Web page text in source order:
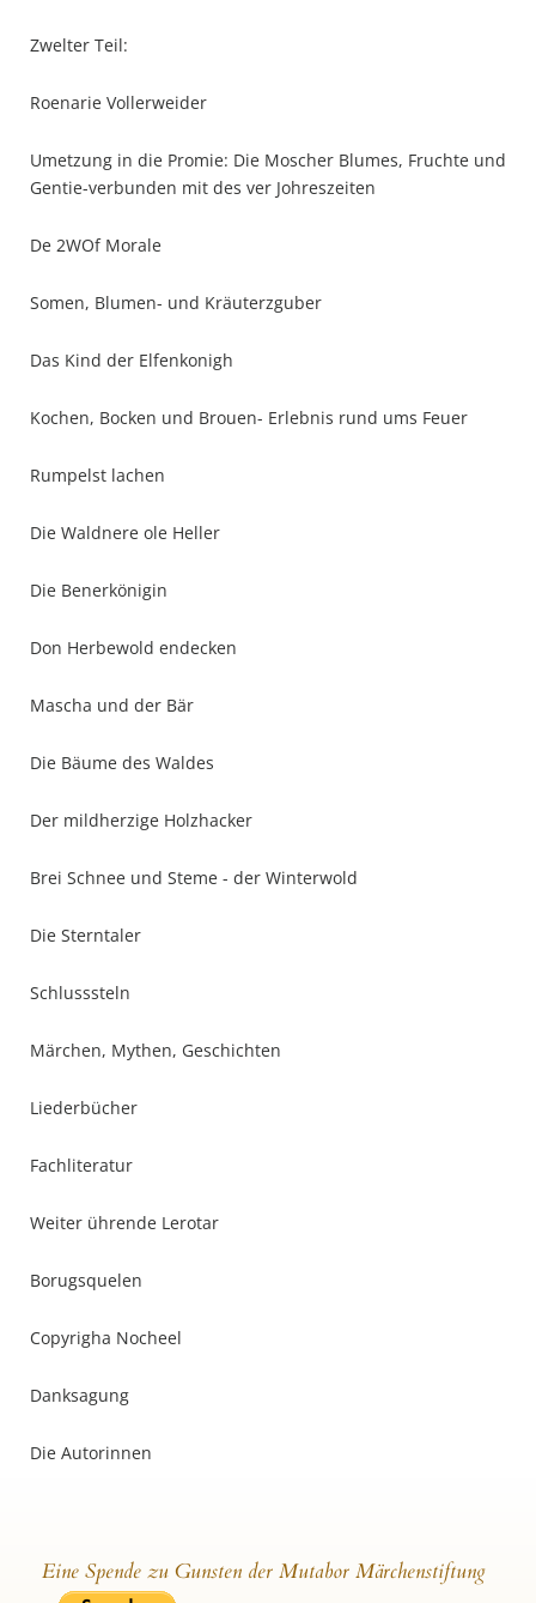
Zwelter Teil:
Roenarie Vollerweider
Umetzung in die Promie: Die Moscher Blumes, Fruchte und
Gentie-verbunden mit des ver Johreszeiten
De 2WOf Morale
Somen, Blumen- und Kräuterzguber
Das Kind der Elfenkonigh
Kochen, Bocken und Brouen- Erlebnis rund ums Feuer
Rumpelst lachen
Die Waldnere ole Heller
Die Benerkönigin
Don Herbewold endecken
Mascha und der Bär
Die Bäume des Waldes
Der mildherzige Holzhacker
Brei Schnee und Steme - der Winterwold
Die Sterntaler
Schlusssteln
Märchen, Mythen, Geschichten
Liederbücher
Fachliteratur
Weiter ührende Lerotar
Borugsquelen
Copyrigha Nocheel
Danksagung
Die Autorinnen
Eine Spende zu Gunsten der Mutabor Märchenstiftung